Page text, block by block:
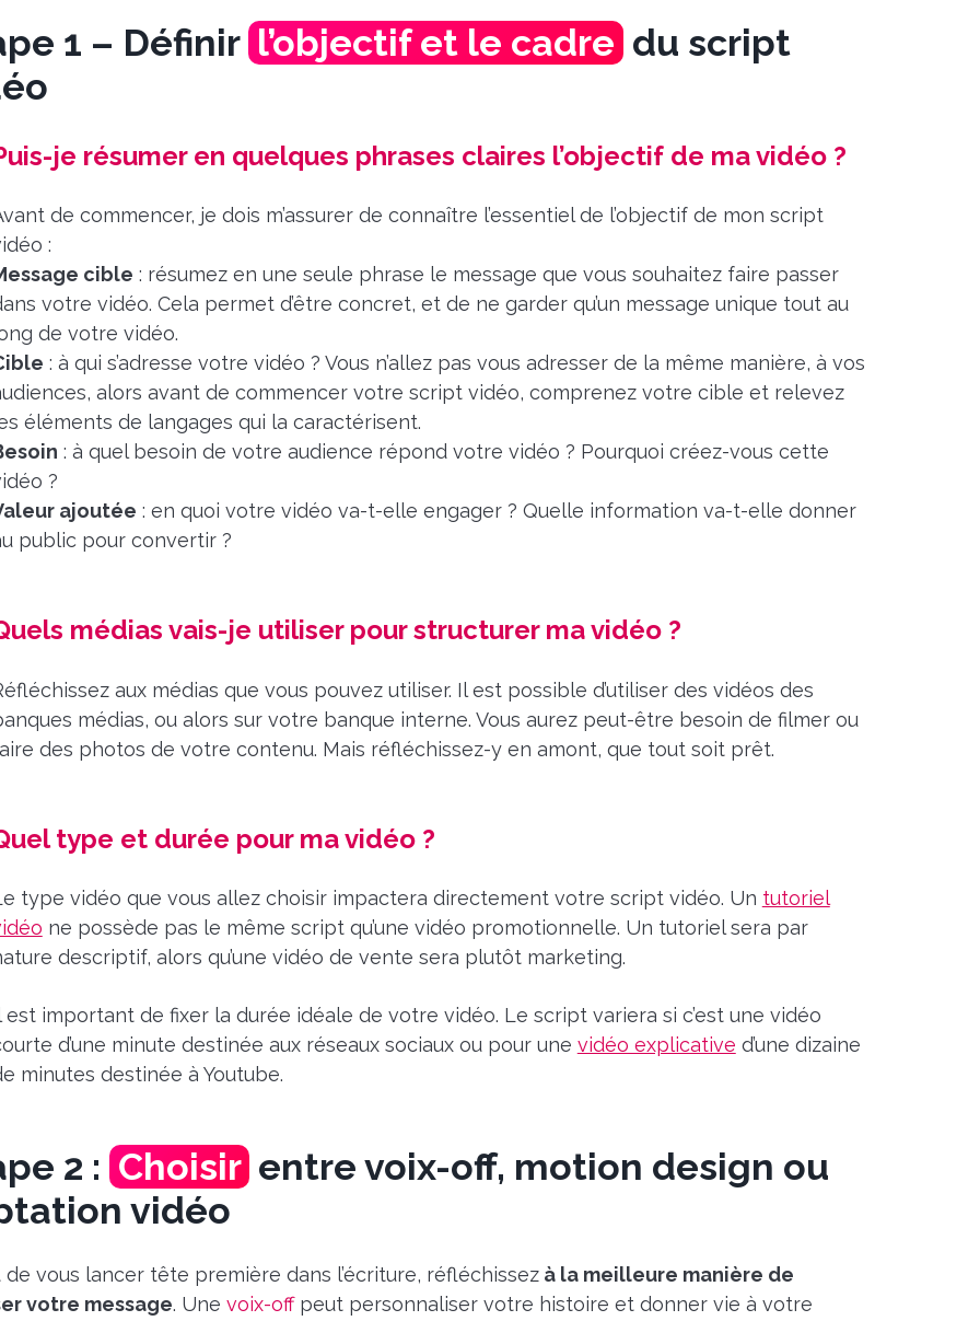
1 – Définirl’objectif et le cadredu script
je résumer en quelques phrases claires l’objectif de ma vidéo ?
de commencer, je dois m’assurer de connaître l’essentiel de l’objectif de mon script
:
cible : résumez en une seule phrase le message que vous souhaitez faire passer
votre vidéo. Cela permet d’être concret, et de ne garder qu’un message unique tout au
de votre vidéo.
: à qui s’adresse votre vidéo ? Vous n’allez pas vous adresser de la même manière, à vos
alors avant de commencer votre script vidéo, comprenez votre cible et relevez
éléments de langages qui la caractérisent.
: à quel besoin de votre audience répond votre vidéo ? Pourquoi créez-vous cette
?
ajoutée : en quoi votre vidéo va-t-elle engager ? Quelle information va-t-elle donner
public pour convertir ?
médias vais-je utiliser pour structurer ma vidéo ?
aux médias que vous pouvez utiliser. Il est possible d’utiliser des vidéos des
médias, ou alors sur votre banque interne. Vous aurez peut-être besoin de filmer ou
des photos de votre contenu. Mais réfléchissez-y en amont, que tout soit prêt.
type et durée pour ma vidéo ?
type vidéo que vous allez choisir impactera directement votre script vidéo. Un tutoriel
ne possède pas le même script qu’une vidéo promotionnelle. Un tutoriel sera par
descriptif, alors qu’une vidéo de vente sera plutôt marketing.
est important de fixer la durée idéale de votre vidéo. Le script variera si c’est une vidéo
d’une minute destinée aux réseaux sociaux ou pour une vidéo explicative d’une dizaine
minutes destinée à Youtube.
2 : Choisirentre voix-off, motion design ou
vidéo
de vous lancer tête première dans l’écriture, réfléchissezà la meilleure manière de
votre message. Une voix-offpeut personnaliser votre histoire et donner vie à votre